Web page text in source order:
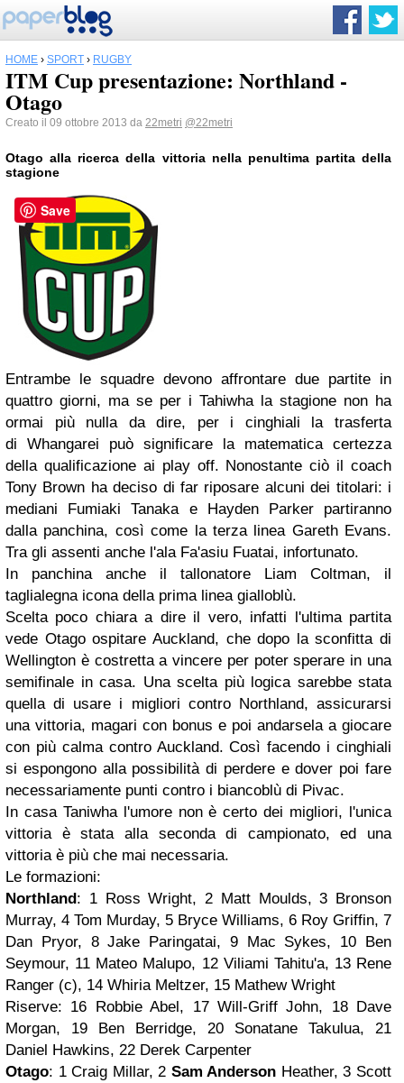
HOME › SPORT › RUGBY
ITM Cup presentazione: Northland -
Otago
Creato il 09 ottobre 2013 da 22metri @22metri
Otago alla ricerca della vittoria nella penultima partita della
stagione
Entrambe le squadre devono affrontare due partite in
quattro giorni, ma se per i Tahiwha la stagione non ha
ormai più nulla da dire, per i cinghiali la trasferta
di Whangarei può significare la matematica certezza
della qualificazione ai play off. Nonostante ciò il coach
Tony Brown ha deciso di far riposare alcuni dei titolari: i
mediani Fumiaki Tanaka e Hayden Parker partiranno
dalla panchina, così come la terza linea Gareth Evans.
Tra gli assenti anche l'ala Fa'asiu Fuatai, infortunato.
In panchina anche il tallonatore Liam Coltman, il
taglialegna icona della prima linea gialloblù.
Scelta poco chiara a dire il vero, infatti l'ultima partita
vede Otago ospitare Auckland, che dopo la sconfitta di
Wellington è costretta a vincere per poter sperare in una
semifinale in casa. Una scelta più logica sarebbe stata
quella di usare i migliori contro Northland, assicurarsi
una vittoria, magari con bonus e poi andarsela a giocare
con più calma contro Auckland. Così facendo i cinghiali
si espongono alla possibilità di perdere e dover poi fare
necessariamente punti contro i biancoblù di Pivac.
In casa Taniwha l'umore non è certo dei migliori, l'unica
vittoria è stata alla seconda di campionato, ed una
vittoria è più che mai necessaria.
Le formazioni:
Northland: 1 Ross Wright, 2 Matt Moulds, 3 Bronson
Murray, 4 Tom Murday, 5 Bryce Williams, 6 Roy Griffin, 7
Dan Pryor, 8 Jake Paringatai, 9 Mac Sykes, 10 Ben
Seymour, 11 Mateo Malupo, 12 Viliami Tahitu'a, 13 Rene
Ranger (c), 14 Whiria Meltzer, 15 Mathew Wright
Riserve: 16 Robbie Abel, 17 Will-Griff John, 18 Dave
Morgan, 19 Ben Berridge, 20 Sonatane Takulua, 21
Daniel Hawkins, 22 Derek Carpenter
Otago: 1 Craig Millar, 2 Sam Anderson Heather, 3 Scott
Save